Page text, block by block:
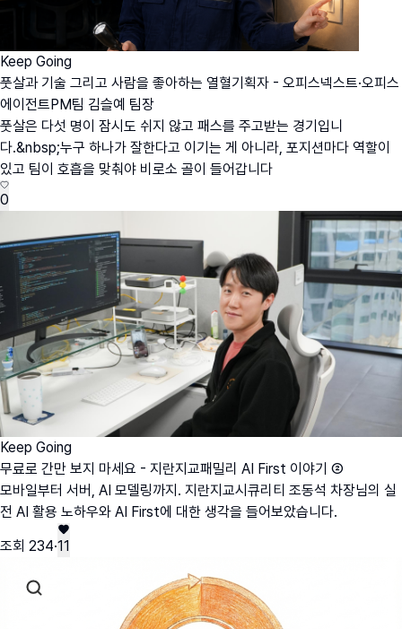
Keep Going
풋살과 기술 그리고 사람을 좋아하는 열혈기획자 - 오피스넥스트·오피스
에이전트PM팀 김슬예 팀장
풋살은 다섯 명이 잠시도 쉬지 않고 패스를 주고받는 경기입니
다.&nbsp;누구 하나가 잘한다고 이기는 게 아니라, 포지션마다 역할이
있고 팀이 호흡을 맞춰야 비로소 골이 들어갑니다
0
Keep Going
무료로 간만 보지 마세요 - 지란지교패밀리 AI First 이야기 ②
모바일부터 서버, AI 모델링까지. 지란지교시큐리티 조동석 차장님의 실
전 AI 활용 노하우와 AI First에 대한 생각을 들어보았습니다.
조회 234·11